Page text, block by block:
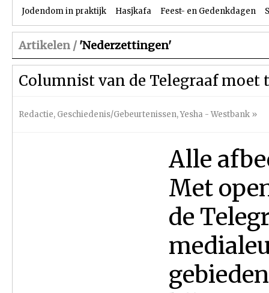
Jodendom in praktijk Hasjkafa Feest- en Gedenkdagen
Artikelen / 'Nederzettingen'
Columnist van de Telegraaf moet
Redactie, Geschiedenis/Gebeurtenissen,Yesha - Westbank »
Alle
Met
de